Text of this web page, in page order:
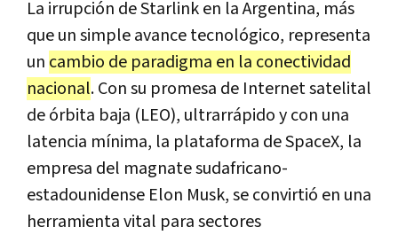
La irrupción de Starlink en la Argentina, más
que un simple avance tecnológico, representa
un cambio de paradigma en la conectividad
nacional. Con su promesa de Internet satelital
de órbita baja (LEO), ultrarrápido y con una
latencia mínima, la plataforma de SpaceX, la
empresa del magnate sudafricano-
estadounidense Elon Musk, se convirtió en una
herramienta vital para sectores